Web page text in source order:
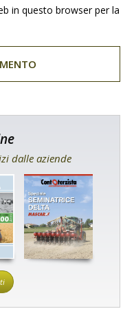
in questo browser per la
dalle aziende